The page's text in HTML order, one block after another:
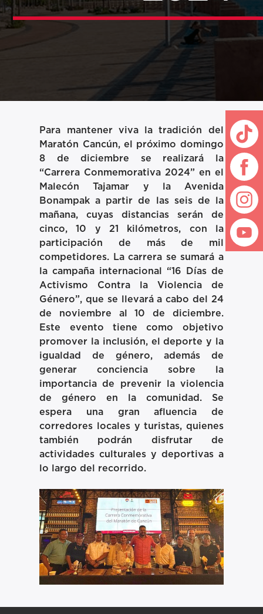
Para mantener viva la tradición del
Maratón Cancún, el próximo domingo
8 de diciembre se realizará la
“Carrera Conmemorativa 2024” en el
Malecón Tajamar y la Avenida
Bonampak a partir de las seis de la
mañana, cuyas distancias serán de
cinco, 10 y 21 kilómetros, con la
participación de más de mil
competidores. La carrera se sumará a
la campaña internacional “16 Días de
Activismo Contra la Violencia de
Género”, que se llevará a cabo del 24
de noviembre al 10 de diciembre.
Este evento tiene como objetivo
promover la inclusión, el deporte y la
igualdad de género, además de
generar conciencia sobre la
importancia de prevenir la violencia
de género en la comunidad. Se
espera una gran afluencia de
corredores locales y turistas, quienes
también podrán disfrutar de
actividades culturales y deportivas a
lo largo del recorrido.